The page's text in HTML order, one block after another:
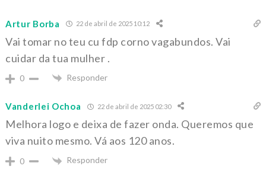
Artur Borba 22 de abril de 2025 10:12
Vai tomar no teu cu fdp corno vagabundos. Vai
cuidar da tua mulher .
0 Responder
Vanderlei Ochoa 22 de abril de 2025 02:30
Melhora logo e deixa de fazer onda. Queremos que
viva nuito mesmo. Vá aos 120 anos.
0 Responder